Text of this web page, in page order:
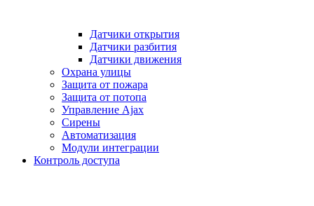
Датчики открытия
Датчики разбития
Датчики движения
Охрана улицы
Защита от пожара
Защита от потопа
Управление Ajax
Сирены
Автоматизация
Модули интеграции
Контроль доступа